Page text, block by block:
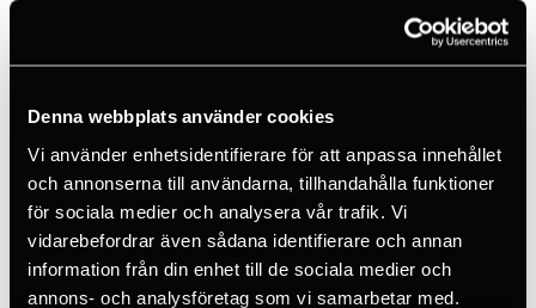
Denna webbplats använder cookies
Vi använder enhetsidentifierare för att anpassa innehållet
och annonserna till användarna, tillhandahålla funktioner
för sociala medier och analysera vår trafik. Vi
vidarebefordrar även sådana identifierare och annan
information från din enhet till de sociala medier och
annons- och analysföretag som vi samarbetar med.
Outlet
Visa alla
Ankare
Böcker
Crashpads
Firningsåttor
Isklättring
Karbiner